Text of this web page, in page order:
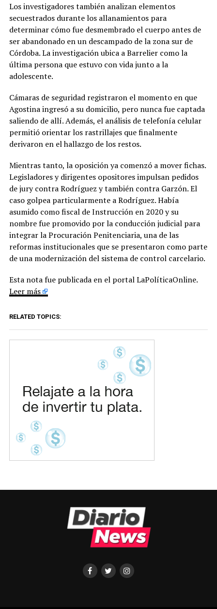
Los investigadores también analizan elementos
secuestrados durante los allanamientos para
determinar cómo fue desmembrado el cuerpo antes de
ser abandonado en un descampado de la zona sur de
Córdoba. La investigación ubica a Barrelier como la
última persona que estuvo con vida junto a la
adolescente.
Cámaras de seguridad registraron el momento en que
Agostina ingresó a su domicilio, pero nunca fue captada
saliendo de allí. Además, el análisis de telefonía celular
permitió orientar los rastrillajes que finalmente
derivaron en el hallazgo de los restos.
Mientras tanto, la oposición ya comenzó a mover fichas.
Legisladores y dirigentes opositores impulsan pedidos
de jury contra Rodríguez y también contra Garzón. El
caso golpea particularmente a Rodríguez. Había
asumido como fiscal de Instrucción en 2020 y su
nombre fue promovido por la conducción judicial para
integrar la Procuración Penitenciaria, una de las
reformas institucionales que se presentaron como parte
de una modernización del sistema de control carcelario.
Esta nota fue publicada en el portal LaPolíticaOnline.
Leer más
RELATED TOPICS: